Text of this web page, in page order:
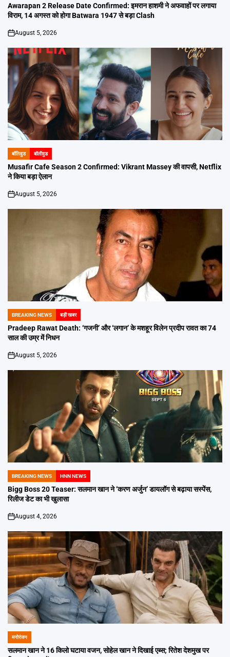
IN
Awarapan 2 Release Date Confirmed: इमरान हाशमी ने अफवाहों पर लगाया
विराम, 14 अगस्त को होगा Batwara 1947 से बड़ा Clash
on
August 5, 2026
POSTED
IN
बॉलिवुड बॉलीवुड
Musafir Cafe Season 2 Confirmed: Vikrant Massey की वापसी, Netflix
ने किया बड़ा ऐलान
on
August 5, 2026
POSTED
IN
BREAKING NEWS बड़ी खबर
Pradeep Rawat Death: ‘गजनी’ और ‘लगान’ के मशहूर विलेन प्रदीप रावत का 74
साल की उम्र में निधन
on
August 5, 2026
POSTED
IN
BREAKING NEWS HNN NEWS
Bigg Boss 20 Teaser: सलमान खान ने ‘करण अर्जुन’ डायलॉग से बढ़ाया सस्पेंस,
रिलीज डेट का भी खुलासा
on
August 4, 2026
POSTED
IN
मनोरंजन
सलमान खान ने 16 किलो घटाया वजन, सोहेल खान ने दिखाई एब्स; रितेश देशमुख पर